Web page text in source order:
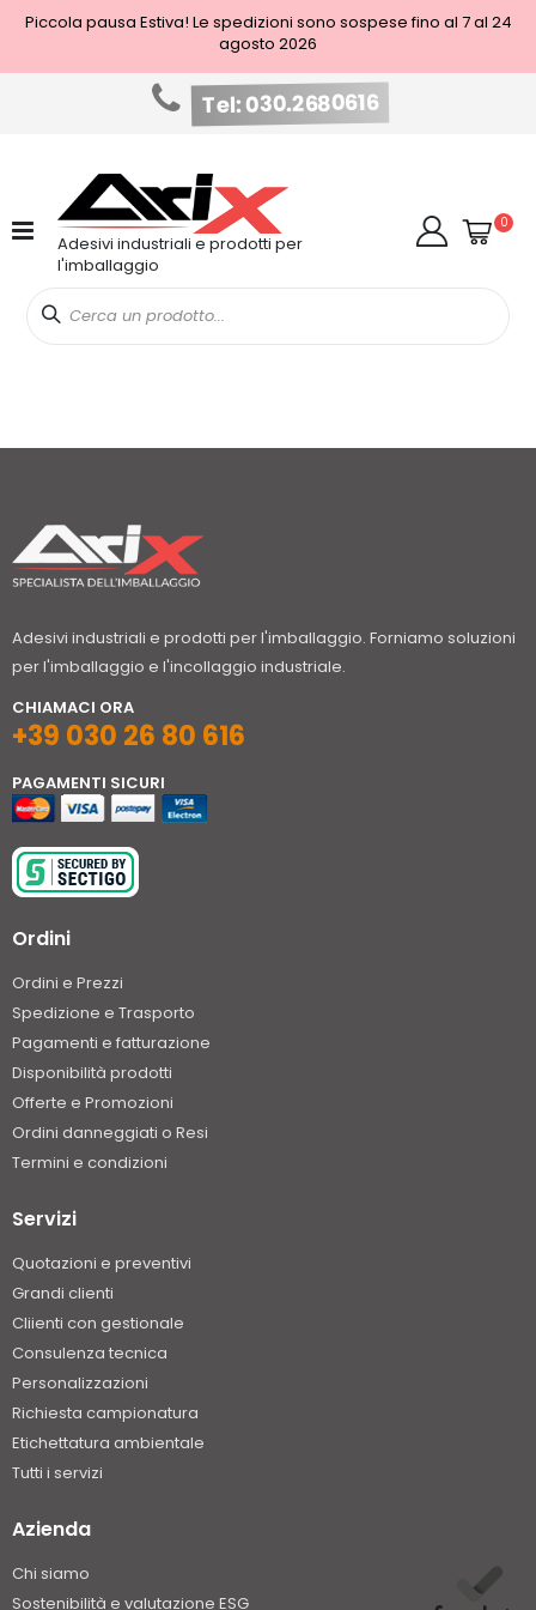
Piccola pausa Estiva! Le spedizioni sono sospese fino al 7 al 24
agosto 2026
Tel: 030.2680616
contenuto
Adesivi industriali e prodotti per
l'imballaggio
Cerca Cart
0
Adesivi industriali e prodotti per l'imballaggio. Forniamo soluzioni
per l'imballaggio e l'incollaggio industriale.
CHIAMACI ORA
+39 030 26 80 616
PAGAMENTI SICURI
Ordini
Ordini e Prezzi
Spedizione e Trasporto
Pagamenti e fatturazione
Disponibilità prodotti
Offerte e Promozioni
Ordini danneggiati o Resi
Termini e condizioni
Servizi
Quotazioni e preventivi
Grandi clienti
Cliienti con gestionale
Consulenza tecnica
Personalizzazioni
Richiesta campionatura
Etichettatura ambientale
Tutti i servizi
Azienda
Chi siamo
Sostenibilità e valutazione ESG